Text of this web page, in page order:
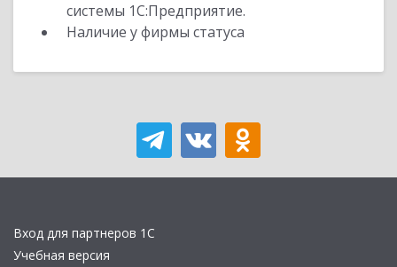
системы 1С:Предприятие.
Наличие у фирмы статуса
Вход для партнеров 1С
Учебная версия